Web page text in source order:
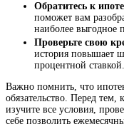
Обратитесь к
поможет вам
наиболее выгодное
Проверьте свою
история повышает
процентной ставкой.
Важно помнить, что
обязательство. Перед
изучите все условия,
себе позволить